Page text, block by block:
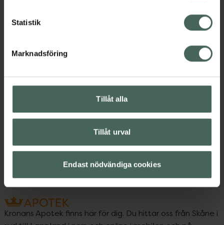
Statistik
Marknadsföring
Tillåt alla
Tillåt urval
Endast nödvändiga cookies
Innehåll Visa
Instruktioner Visa
Skydd och ledstöd
Kronans Apotek finns här för dig. Du hittar oss från Skåne i